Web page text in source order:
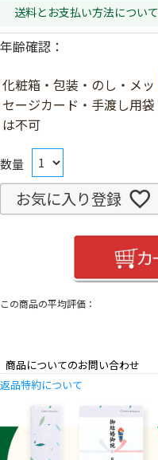
送料とお支払い方法について
年齢確認：
化粧箱・包装・のし・メッ
セージカード・手渡し用袋
は不可
お気に入り登録
商品についてのお問い合わせ
返品特約について